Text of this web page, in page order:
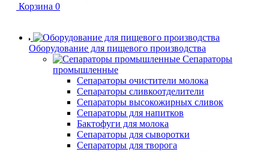
Корзина 0
Оборудование для пищевого производства
Сепараторы
промышленные
Сепараторы очистители молока
Сепараторы сливкоотделители
Сепараторы высокожирных сливок
Сепараторы для напитков
Бактофуги для молока
Сепараторы для сыворотки
Сепараторы для творога